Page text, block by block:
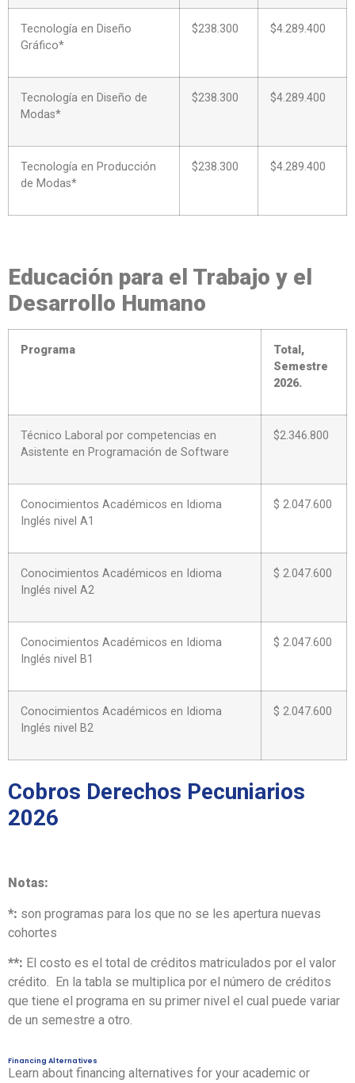
Tecnología en Diseño
Gráfico*
$238.300 $4.289.400
Tecnología en Diseño de
Modas*
$238.300 $4.289.400
Tecnología en Producción
de Modas*
$238.300 $4.289.400
Educación para el Trabajo y el
Desarrollo Humano
Programa
Total,
Semestre
2026.
Técnico Laboral por competencias en
Asistente en Programación de Software
$2.346.800
Conocimientos Académicos en Idioma
Inglés nivel A1
$ 2.047.600
Conocimientos Académicos en Idioma
Inglés nivel A2
$ 2.047.600
Conocimientos Académicos en Idioma
Inglés nivel B1
$ 2.047.600
Conocimientos Académicos en Idioma
Inglés nivel B2
$ 2.047.600
Cobros Derechos Pecuniarios
2026
Notas:
*: son programas para los que no se les apertura nuevas
cohortes
**: El costo es el total de créditos matriculados por el valor
crédito. En la tabla se multiplica por el número de créditos
que tiene el programa en su primer nivel el cual puede variar
de un semestre a otro.
Financing Alternatives
Learn about financing alternatives for your academic or